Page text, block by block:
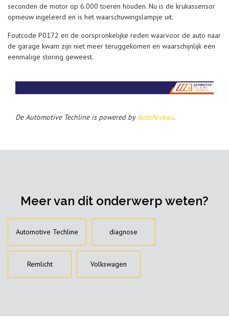
seconden de motor op 6.000 toeren houden. Nu is de krukassensor
opnieuw ingeleerd en is het waarschuwingslampje uit.
Foutcode P0172 en de oorspronkelijke reden waarvoor de auto naar
de garage kwam zijn niet meer teruggekomen en waarschijnlijk een
eenmalige storing geweest.
De Automotive Techline is powered byAutoNiveau.
Meer van dit onderwerp weten?
Automotive Techline diagnose
Remlicht Volkswagen